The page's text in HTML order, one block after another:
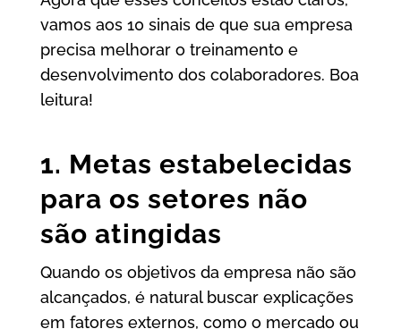
vamos aos 10 sinais de que sua empresa
precisa melhorar o treinamento e
desenvolvimento dos colaboradores. Boa
leitura!
1. Metas estabelecidas
para os setores não
são atingidas
Quando os objetivos da empresa não são
alcançados, é natural buscar explicações
em fatores externos, como o mercado ou